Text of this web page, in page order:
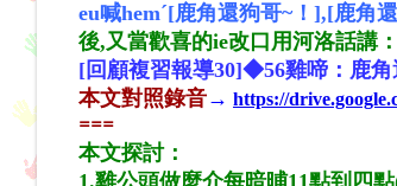
eu喊hemˊ[鹿角還狗哥~！],[鹿角
後,又當歡喜的ie改口用河洛話講：
[回顧複習報導30]◆56雞啼：鹿
本文對照錄音→ https://
===
本文探討：
1.雞公頭做麼介每暗晡11點到四